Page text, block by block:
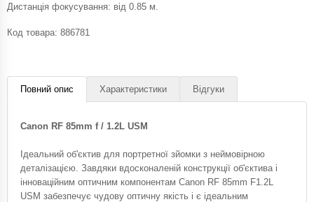
Дистанція фокусування: від 0.85 м.
Код товара: 886781
Повний опис Характеристики Відгуки
Canon RF 85mm f / 1.2L USM
Ідеальний об'єктив для портретної зйомки з неймовірною
деталізацією. Завдяки вдосконаленій конструкції об'єктива і
інноваційним оптичним компонентам Canon RF 85mm F1.2L
USM забезпечує чудову оптичну якість і є ідеальним